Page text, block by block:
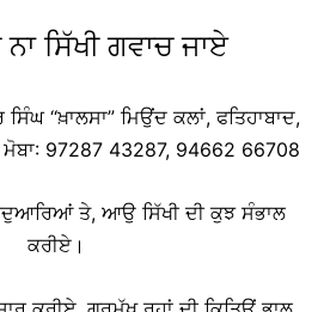
ਸਿੱਖੀ ਗਵਾਚ ਜਾਏ
‘‘ਖ਼ਾਲਸਾ” ਮਿਉਂਦ ਕਲਾਂ, ਫਤਿਹਾਬਾਦ,
ਮੋਬਾ: 97287 43287, 94662 66708
ਤੇ, ਆਉ ਸਿੱਖੀ ਦੀ ਕੁਝ ਸੰਭਾਲ
ਕਰੀਏ।